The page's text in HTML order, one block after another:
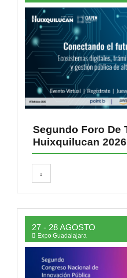
Segundo Foro De
Huixquilucan 2026
27 - 28 AGOSTO
Expo Guadalajara